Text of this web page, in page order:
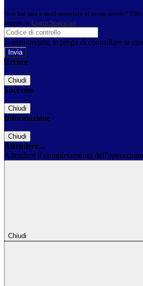
Non hai una e-mail associata al nome utente?
tramite la Login Spaggiari
E-mail inviata, si prega di controllare la
Errore
Chiudi
Successo
Chiudi
Informazione
Chiudi
Attendere...
Attendere il completamento
Chiudi